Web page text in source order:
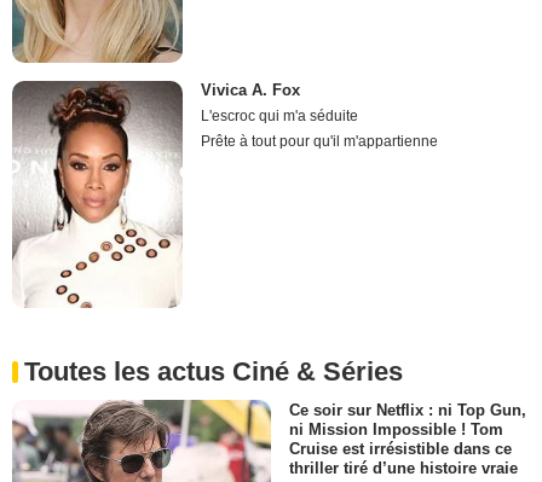
Vivica A. Fox
L'escroc qui m'a séduite
Prête à tout pour qu'il m'appartienne
Toutes les actus Ciné & Séries
Ce soir sur Netflix : ni Top Gun,
ni Mission Impossible ! Tom
Cruise est irrésistible dans ce
thriller tiré d’une histoire vraie